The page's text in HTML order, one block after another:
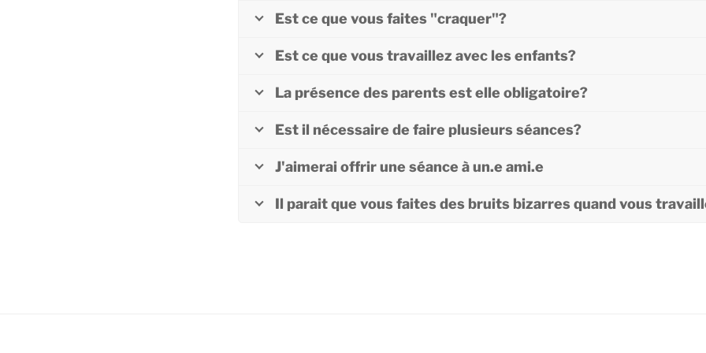
Est ce que vous faites "craquer"?
Est ce que vous travaillez avec les enfants?
La présence des parents est elle obligatoire?
Est il nécessaire de faire plusieurs séances?
J'aimerai offrir une séance à un.e ami.e
Il parait que vous faites des bruits bizarres quand vous